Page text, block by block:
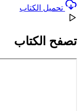
تحميل الكتاب
تصفح الكتاب